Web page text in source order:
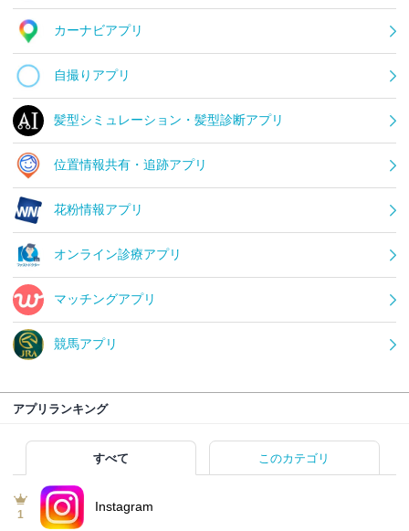
カーナビアプリ
自撮りアプリ
髪型シミュレーション・髪型診断アプリ
位置情報共有・追跡アプリ
花粉情報アプリ
オンライン診療アプリ
マッチングアプリ
競馬アプリ
アプリランキング
すべて このカテゴリ
1
Instagram